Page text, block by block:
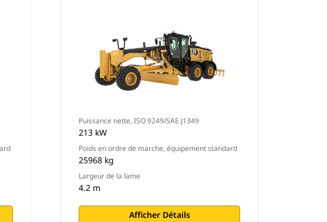
Puissance nette, ISO 9249/SAE J1349
213 kW
Poids en ordre de marche, équipement standard
25968 kg
Largeur de la lame
4.2 m
Afficher Détails